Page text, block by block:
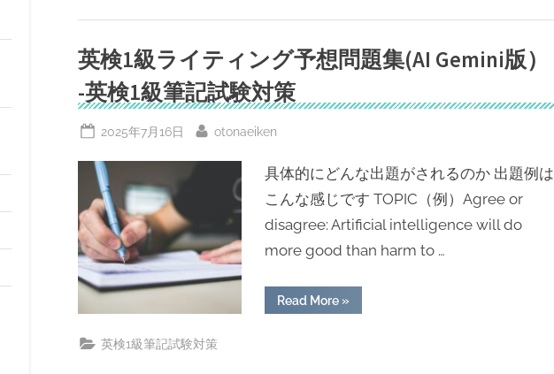
テ
ィ
英
文
ビ
英検1級ライティング予想問題集(AI Gemini版）
-英検1級筆記試験対策
Posted
2025年7月16日 By
otonaeiken
具体的にどんな出題がされるのか 出題例は
こんな感じです TOPIC（例）Agree or
disagree: Artificial intelligence will do
more good than harm to …
Read More“英
検
»
英検1級筆記試験対策